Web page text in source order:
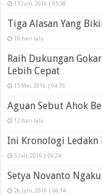
13 Juni, 2016 | 05:58
Tiga Alasan Yang
18 hari lalu
Raih Dukungan
Lebih Cepat
15 Mei, 2016 | 04:35
Aguan Sebut Ahok
12 hari lalu
Ini Kronologi
5 Juli, 2016 | 06:24
Setya Novanto
26 Juni, 2016 | 06:14